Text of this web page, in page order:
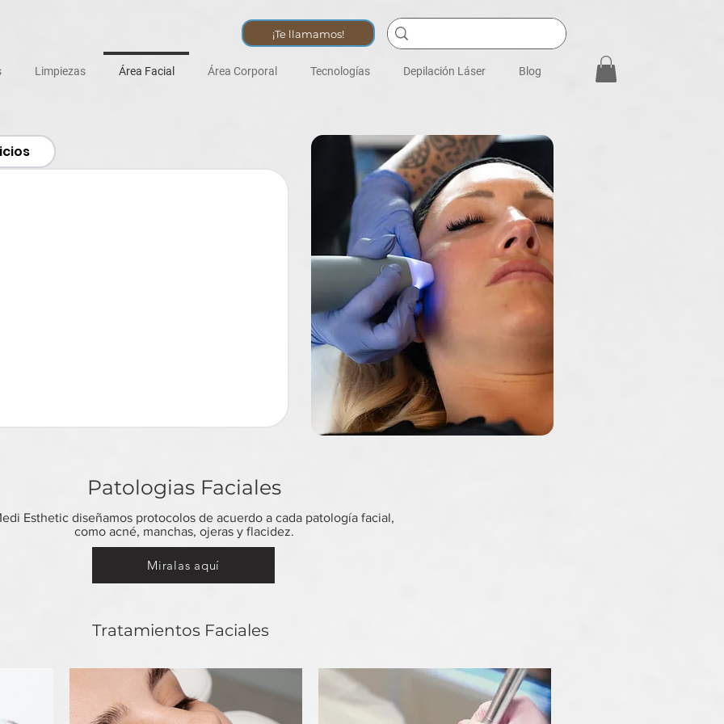
¡Te llamamos!
Limpiezas Área Facial Área Corporal Tecnologías Depilación Láser Blog
Patologias Faciales
Esthetic diseñamos protocolos de acuerdo a cada patología facial,
como acné, manchas, ojeras y flacidez.
Miralas aquí
Tratamientos Faciales